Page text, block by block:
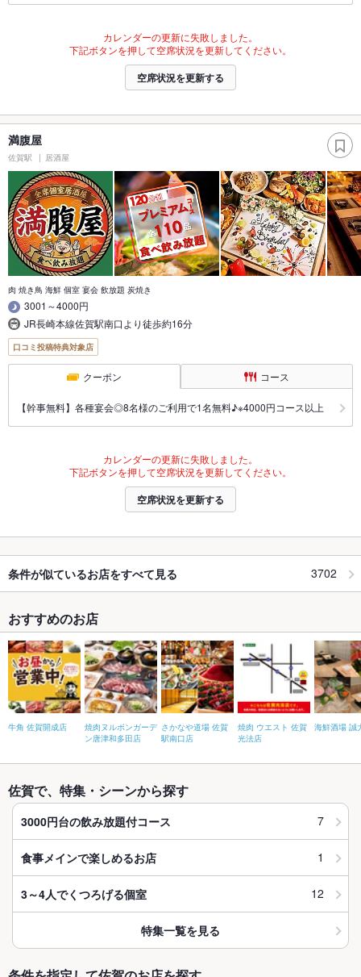
カレンダーの更新に失敗しました。
下記ボタンを押して空席状況を更新してください。
空席状況を更新する
満腹屋
佐賀駅 居酒屋
肉 焼き鳥 海鮮 個室 宴会 飲放題 炭焼き
3001～4000円
JR長崎本線佐賀駅南口より徒歩約16分
口コミ投稿特典対象店
クーポン コース
【幹事無料】各種宴会◎8名様のご利用で1名無料♪※4000円コース以上
カレンダーの更新に失敗しました。
下記ボタンを押して空席状況を更新してください。
空席状況を更新する
条件が似ているお店をすべて見る 3702
おすすめのお店
牛角 佐賀開成店
焼肉ヌルボンガーデ
ン唐津和多田店
さかなや道場 佐賀
駅南口店
焼肉 ウエスト 佐賀
光法店
海鮮酒場 誠
佐賀で、特集・シーンから探す
3000円台の飲み放題付コース 7
食事メインで楽しめるお店 1
3～4人でくつろげる個室 12
特集一覧を見る